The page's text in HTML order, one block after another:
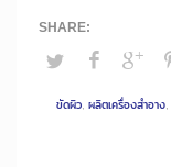
ขัดผิว, ผลิตเครื่องสำอาง,